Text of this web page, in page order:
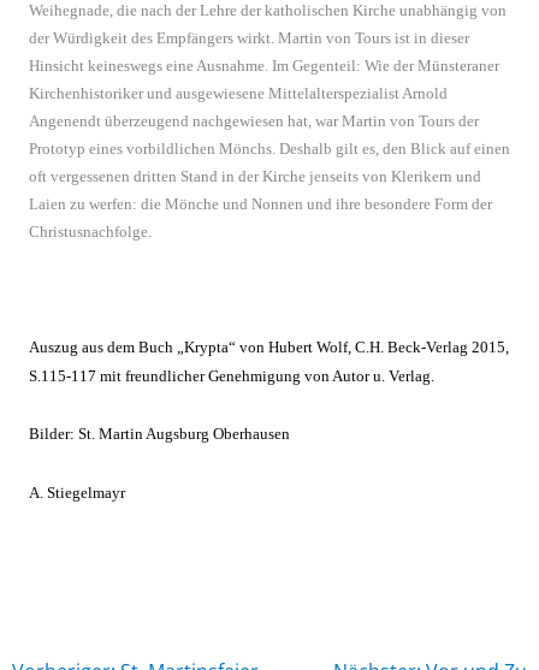
Weihegnade, die nach der Lehre der katholischen Kirche unabhängig von
der Würdigkeit des Empfängers wirkt. Martin von Tours ist in dieser
Hinsicht keineswegs eine Ausnahme. Im Gegenteil: Wie der Münsteraner
Kirchenhistoriker und ausgewiesene Mittelalterspezialist Arnold
Angenendt überzeugend nachgewiesen hat, war Martin von Tours der
Prototyp eines vorbildlichen Mönchs. Deshalb gilt es, den Blick auf einen
oft vergessenen dritten Stand in der Kirche jenseits von Klerikern und
Laien zu werfen: die Mönche und Nonnen und ihre besondere Form der
Christusnachfolge.
Auszug aus dem Buch „Krypta“ von Hubert Wolf, C.H. Beck-Verlag 2015,
S.115-117 mit freundlicher Genehmigung von Autor u. Verlag.
Bilder: St. Martin Augsburg Oberhausen
A. Stiegelmayr